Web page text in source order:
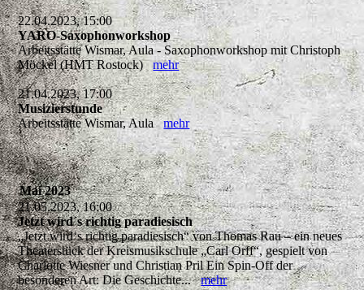
22.04.2023, 15:00
YARO-Saxophonworkshop
Arbeitsstätte Wismar, Aula - Saxophonworkshop mit Christoph
Möckel (HMT Rostock)mehr
21.04.2023, 17:00
Musizierstunde
Arbeitsstätte Wismar, Aulamehr
Mai 2023
21.05.2023, 16:00
Jetzt wird´s richtig paradiesisch
„Jetzt wird‘s richtig paradiesisch“ von Thomas Rau – ein neues
Theaterstück der Kreismusikschule „Carl Orff“, gespielt von
Charlotte Wiesner und Christian Pril Ein Spin-Off der
besonderen Art: Die Geschichte...mehr